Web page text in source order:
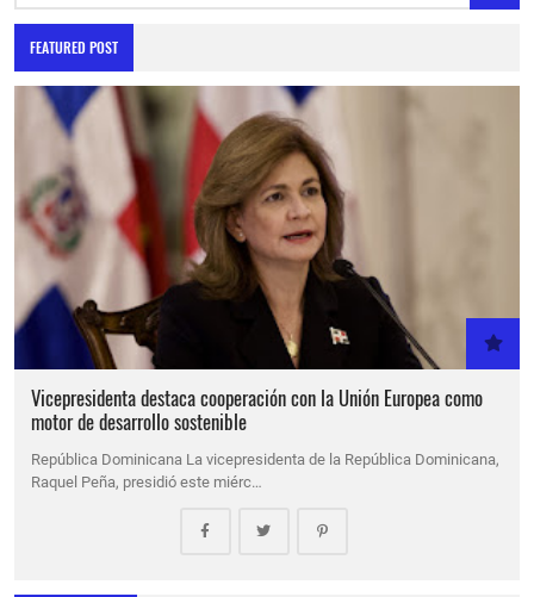
FEATURED POST
Vicepresidenta destaca cooperación con la Unión Europea como
motor de desarrollo sostenible
República Dominicana La vicepresidenta de la República Dominicana,
Raquel Peña, presidió este miérc…